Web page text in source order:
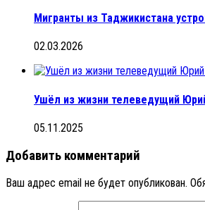
Мигранты из Таджикистана
02.03.2026
Ушёл из жизни телеведущий
05.11.2025
Добавить комментарий
Ваш адрес email не будет опубликован.